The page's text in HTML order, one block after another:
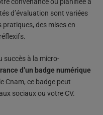
d’évaluation sont variées
pratiques, des mises en
succès à la micro-
d’un badge numérique
Cnam, ce badge peut
sociaux ou votre CV.